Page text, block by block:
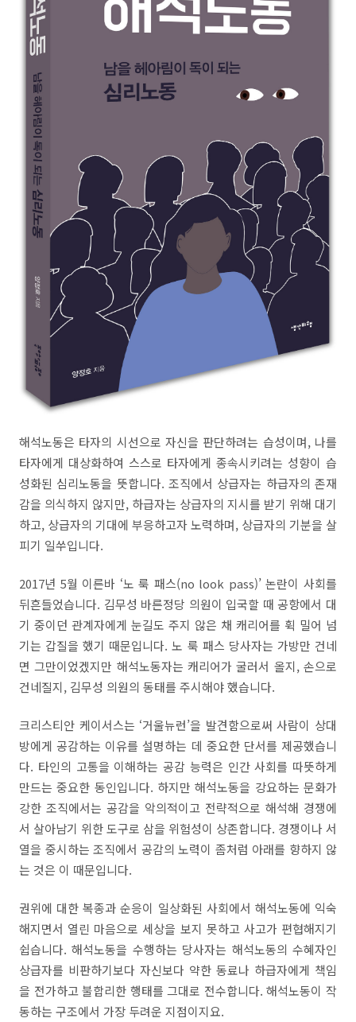
해석노동은 타자의 시선으로 자신을 판단하려는 습성이며, 나를
타자에게 대상화하여 스스로 타자에게 종속시키려는 성향이 습
성화된 심리노동을 뜻합니다. 조직에서 상급자는 하급자의 존재
감을 의식하지 않지만, 하급자는 상급자의 지시를 받기 위해 대기
하고, 상급자의 기대에 부응하고자 노력하며, 상급자의 기분을 살
피기 일쑤입니다.
2017년 5월 이른바 ‘노 룩 패스(no look pass)’ 논란이 사회를
뒤흔들었습니다. 김무성 바른정당 의원이 입국할 때 공항에서 대
기 중이던 관계자에게 눈길도 주지 않은 채 캐리어를 휙 밀어 넘
기는 갑질을 했기 때문입니다. 노 룩 패스 당사자는 가방만 건네
면 그만이었겠지만 해석노동자는 캐리어가 굴러서 올지, 손으로
건네질지, 김무성 의원의 동태를 주시해야 했습니다.
크리스티안 케이서스는 ‘거울뉴런’을 발견함으로써 사람이 상대
방에게 공감하는 이유를 설명하는 데 중요한 단서를 제공했습니
다. 타인의 고통을 이해하는 공감 능력은 인간 사회를 따뜻하게
만드는 중요한 동인입니다. 하지만 해석노동을 강요하는 문화가
강한 조직에서는 공감을 악의적이고 전략적으로 해석해 경쟁에
서 살아남기 위한 도구로 삼을 위험성이 상존합니다. 경쟁이나 서
열을 중시하는 조직에서 공감의 노력이 좀처럼 아래를 향하지 않
는 것은 이 때문입니다.
권위에 대한 복종과 순응이 일상화된 사회에서 해석노동에 익숙
해지면서 열린 마음으로 세상을 보지 못하고 사고가 편협해지기
쉽습니다. 해석노동을 수행하는 당사자는 해석노동의 수혜자인
상급자를 비판하기보다 자신보다 약한 동료나 하급자에게 책임
을 전가하고 불합리한 행태를 그대로 전수합니다. 해석노동이 작
동하는 구조에서 가장 두려운 지점이지요.